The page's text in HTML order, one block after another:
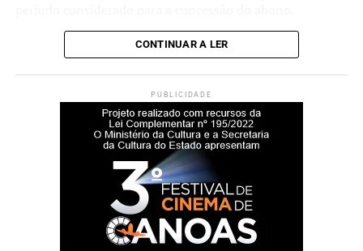
As informações sobre o banco responsável pelo
pagamento, datas de liberação e valores disponíveis,
consultadas pelo aplicativoCarteira de Trabalho Digital
Gov.br.
Abono salarial 2026
De acordo com o Ministério do Trabalho e Emprego, a
expectativa é de que 26,9 milhões de trabalhadores
recebam o abono salarial em 2026. Ao todo, devem ser
CONTINUAR A LER
PUBLICIDADE